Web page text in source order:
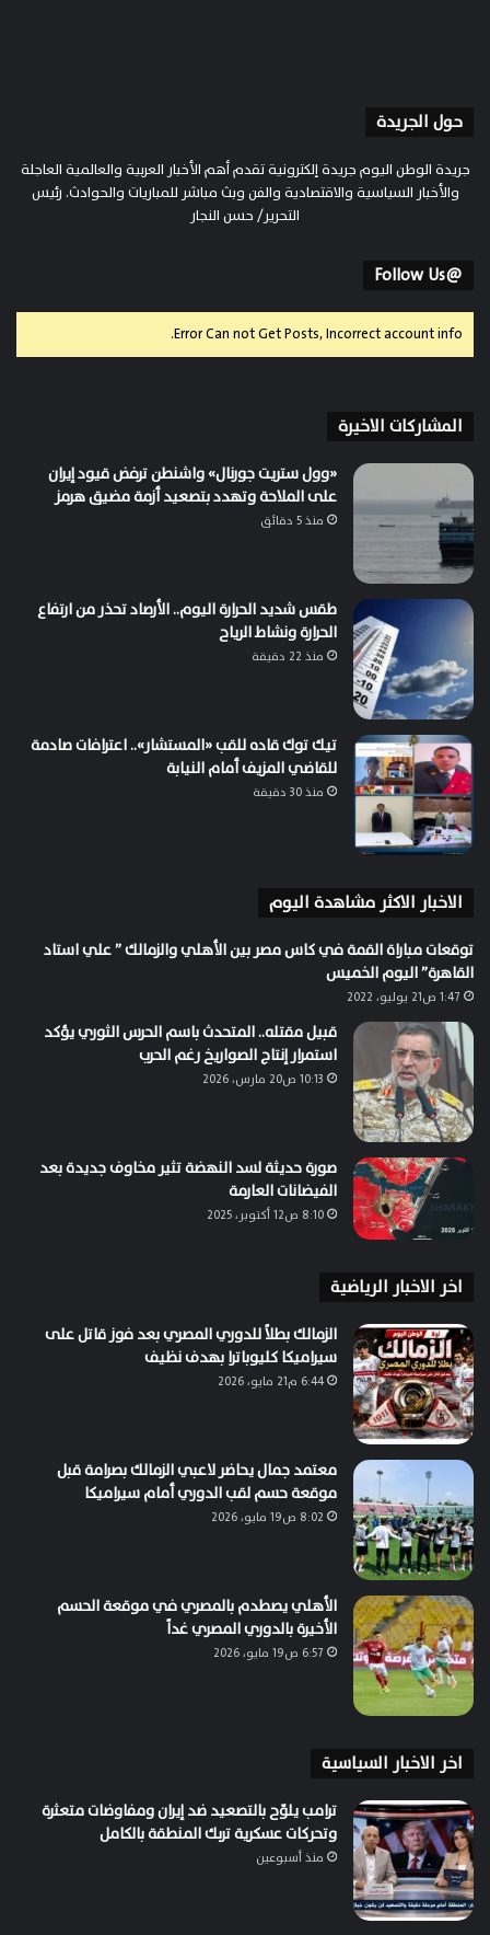
حول الجريدة
جريدة الوطن اليوم جريدة إلكترونية تقدم أهم الأخبار العربية والعالمية العاجلة
والأخبار السياسية والاقتصادية والفن وبث مباشر للمباريات والحوادث. رئيس
التحرير/ حسن النجار
@Follow Us
Error Can not Get Posts, Incorrect account info.
المشاركات الاخيرة
«وول ستريت جورنال» واشنطن ترفض قيود إيران
على الملاحة وتهدد بتصعيد أزمة مضيق هرمز
منذ 5 دقائق
طقس شديد الحرارة اليوم.. الأرصاد تحذر من ارتفاع
الحرارة ونشاط الرياح
منذ 22 دقيقة
تيك توك قاده للقب «المستشار».. اعترافات صادمة
للقاضي المزيف أمام النيابة
منذ 30 دقيقة
الاخبار الاكثر مشاهدة اليوم
توقعات مباراة القمة في كاس مصر بين الأهلي والزمالك ” علي استاد
القاهرة” اليوم الخميس
1:47 ص21 يوليو، 2022
قبيل مقتله.. المتحدث باسم الحرس الثوري يؤكد
استمرار إنتاج الصواريخ رغم الحرب
10:13 ص20 مارس، 2026
صورة حديثة لسد النهضة تثير مخاوف جديدة بعد
الفيضانات العارمة
8:10 ص12 أكتوبر، 2025
اخر الاخبار الرياضية
الزمالك بطلاً للدوري المصري بعد فوز قاتل على
سيراميكا كليوباترا بهدف نظيف
6:44 م21 مايو، 2026
معتمد جمال يحاضر لاعبي الزمالك بصرامة قبل
موقعة حسم لقب الدوري أمام سيراميكا
8:02 ص19 مايو، 2026
الأهلي يصطدم بالمصري في موقعة الحسم
الأخيرة بالدوري المصري غداً
6:57 ص19 مايو، 2026
اخر الاخبار السياسية
ترامب يلوّح بالتصعيد ضد إيران ومفاوضات متعثرة
وتحركات عسكرية تربك المنطقة بالكامل
منذ أسبوعين